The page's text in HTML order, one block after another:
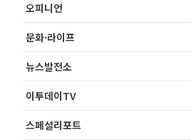
오피니언
문화·라이프
뉴스발전소
이투데이TV
스페셜리포트